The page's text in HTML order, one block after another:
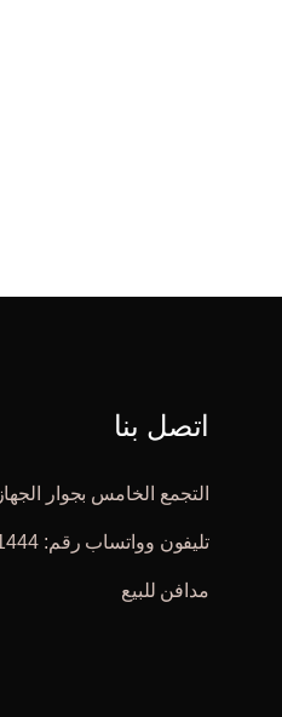
اتصل بنا
التجمع الخامس بجوار الجهاز
تليفون وواتساب رقم: 01111021444
مدافن للبيع